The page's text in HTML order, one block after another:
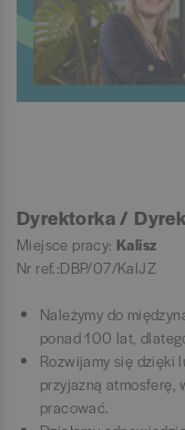
Dyrektorka /
Miejsce pracy: Kalisz
Nr ref.:DBP/07/KalJZ
Należymy do
ponad 100 lat,
Rozwijamy się dzięki
przyjazną atmosferę,
pracować.